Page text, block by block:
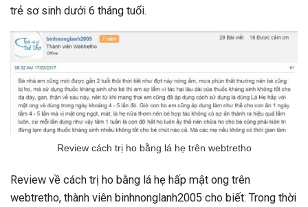
trẻ sơ sinh dưới 6 tháng tuổi.
Review cách trị ho bằng lá hẹ trên webtretho
Review về cách trị ho bằng lá hẹ hấp mật ong trên
webtretho, thành viên binhnonglanh2005 cho biết: Trong thời